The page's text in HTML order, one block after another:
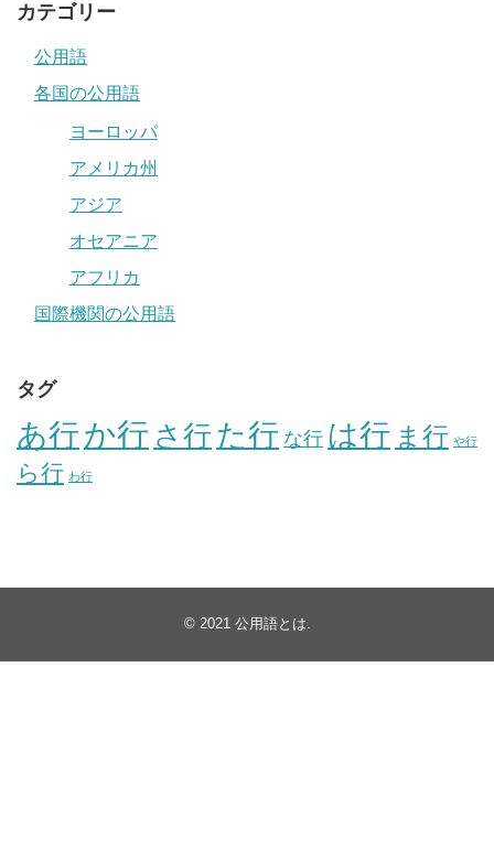
カテゴリー
公用語
各国の公用語
ヨーロッパ
アメリカ州
アジア
オセアニア
アフリカ
国際機関の公用語
タグ
あ行か行 さ行た行 な行 は行 ま行 や行
ら行 わ行
© 2021 公用語とは.